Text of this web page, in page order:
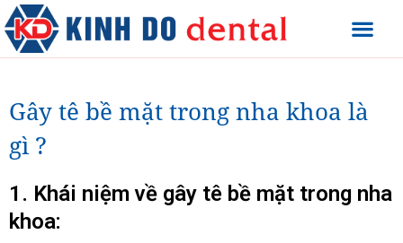
Gây tê bề mặt trong nha khoa là
gì ?
1. Khái niệm về gây tê bề mặt trong nha
khoa: